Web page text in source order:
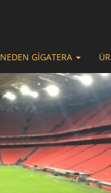
NEDEN GİGATERA